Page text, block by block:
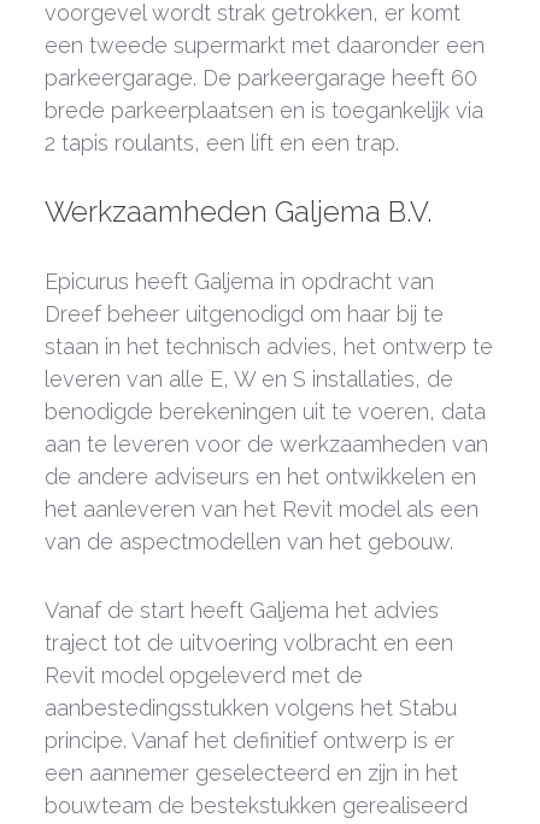
voorgevel wordt strak getrokken, er komt
een tweede supermarkt met daaronder een
parkeergarage. De parkeergarage heeft 60
brede parkeerplaatsen en is toegankelijk via
2 tapis roulants, een lift en een trap.
Werkzaamheden Galjema B.V.
Epicurus heeft Galjema in opdracht van
Dreef beheer uitgenodigd om haar bij te
staan in het technisch advies, het ontwerp te
leveren van alle E, W en S installaties, de
benodigde berekeningen uit te voeren, data
aan te leveren voor de werkzaamheden van
de andere adviseurs en het ontwikkelen en
het aanleveren van het Revit model als een
van de aspectmodellen van het gebouw.
Vanaf de start heeft Galjema het advies
traject tot de uitvoering volbracht en een
Revit model opgeleverd met de
aanbestedingsstukken volgens het Stabu
principe. Vanaf het definitief ontwerp is er
een aannemer geselecteerd en zijn in het
bouwteam de bestekstukken gerealiseerd